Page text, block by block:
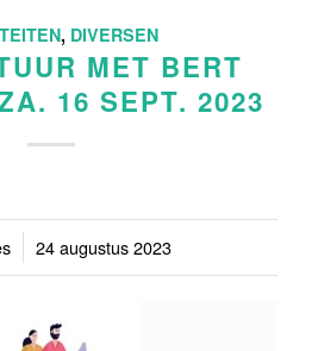
, DIVERSEN
MET BERT
16 SEPT. 2023
24 augustus 2023